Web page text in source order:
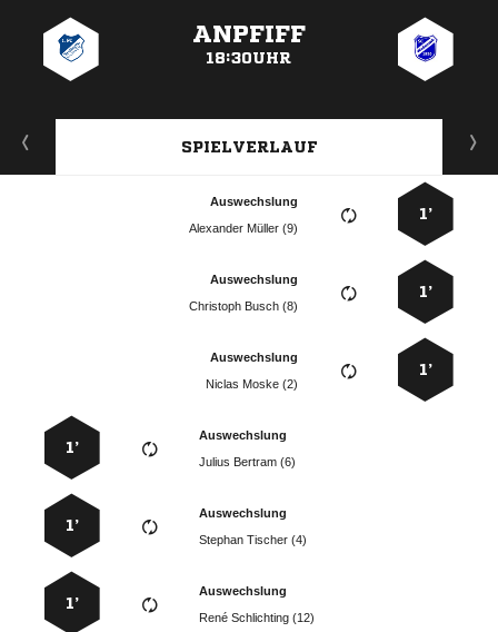
ANPFIFF
18:30UHR
SPIELVERLAUF
1’
Auswechslung
  
1’
Auswechslung
  
1’
Auswechslung
  
Auswechslung
  
1’
Auswechslung
  
1’
Auswechslung
  
1’